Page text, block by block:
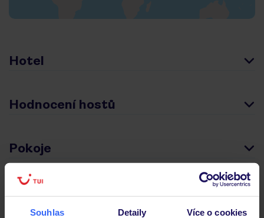
Souhlas Detaily Více o cookies
Hotel
Hodnocení hostů
Pokoje